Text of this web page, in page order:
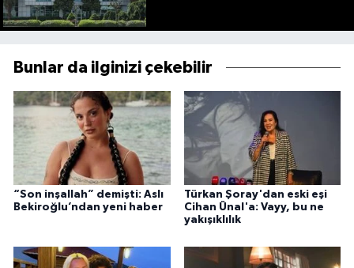
Bunlar da ilginizi çekebilir
“Son inşallah” demişti: Aslı
Bekiroğlu’ndan yeni haber
Türkan Şoray'dan eski eşi
Cihan Ünal'a: Vayy, bu ne
yakışıklılık